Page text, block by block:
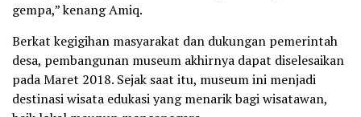
gempa,” kenang Amiq.
Berkat kegigihan masyarakat dan dukungan pemerintah
desa, pembangunan museum akhirnya dapat diselesaikan
pada Maret 2018. Sejak saat itu, museum ini menjadi
destinasi wisata edukasi yang menarik bagi wisatawan,